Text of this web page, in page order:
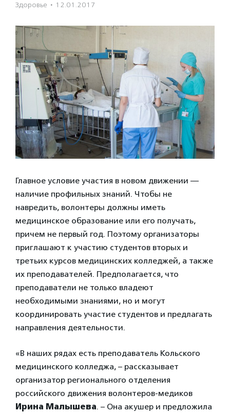
Здоровье · 12.01.2017
Главное условие участия в новом движении —
наличие профильных знаний. Чтобы не
навредить, волонтеры должны иметь
медицинское образование или его получать,
причем не первый год. Поэтому организаторы
приглашают к участию студентов вторых и
третьих курсов медицинских колледжей, а также
их преподавателей. Предполагается, что
преподаватели не только владеют
необходимыми знаниями, но и могут
координировать участие студентов и предлагать
направления деятельности.
«В наших рядах есть преподаватель Кольского
медицинского колледжа, – рассказывает
организатор регионального отделения
российского движения волонтеров-медиков
Ирина Малышева. – Она акушер и предложила